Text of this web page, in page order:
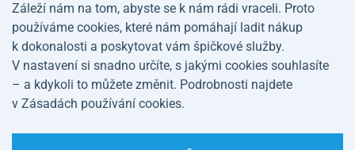
Vodní sporty
Sportovní oblečení a doplňky
Obchodní podmínky Ochrana osobních údajů
Nastavení cookies
Záleží nám na tom, abyste se k nám rádi vraceli. Proto
používáme cookies, které nám pomáhají ladit nákup
k dokonalosti a poskytovat vám špičkové služby.
V nastavení si snadno určíte, s jakými cookies souhlasíte
– a kdykoli to můžete změnit. Podrobnosti najdete
v Zásadách používání cookies.